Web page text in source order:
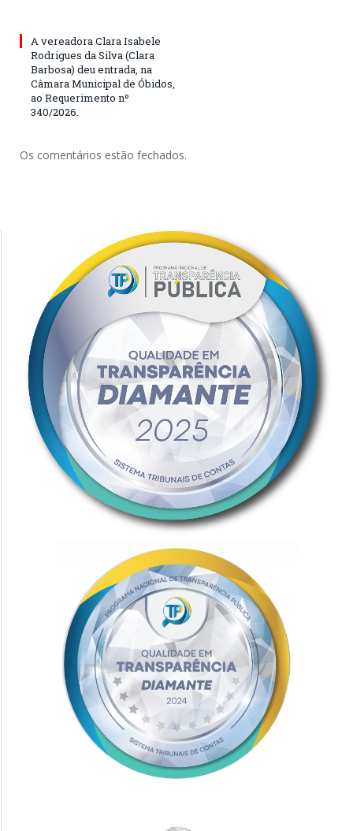
A vereadora Clara Isabele
Rodrigues da Silva (Clara
Barbosa) deu entrada, na
Câmara Municipal de Óbidos,
ao Requerimento nº
340/2026.
Os comentários estão fechados.